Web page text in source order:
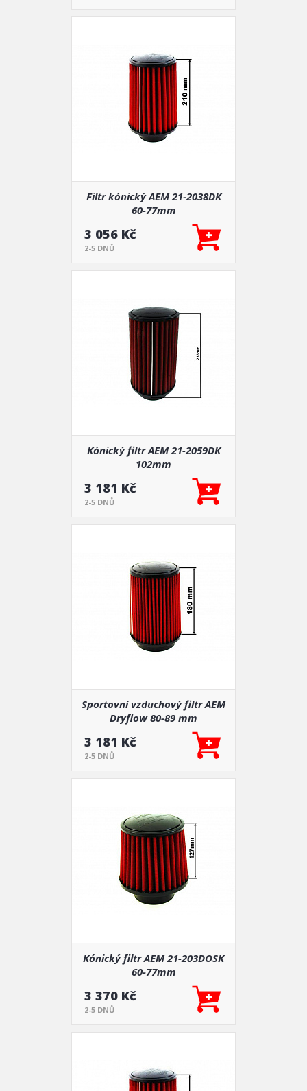
Filtr kónický AEM 21-2038DK
60-77mm
3 056 Kč
2-5 DNŮ
Kónický filtr AEM 21-2059DK
102mm
3 181 Kč
2-5 DNŮ
Sportovní vzduchový filtr AEM
Dryflow 80-89 mm
3 181 Kč
2-5 DNŮ
Kónický filtr AEM 21-203DOSK
60-77mm
3 370 Kč
2-5 DNŮ